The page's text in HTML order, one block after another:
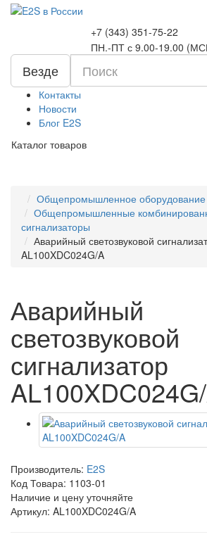
+7 (343) 351-75-22
ПН.-ПТ с 9.00-19.00
Везде
Контакты
Новости
Блог E2S
Каталог товаров
Общепромышленное оборудование
Общепромышленные
сигнализаторы
Аварийный светозвуковой
AL100XDC024G/A
Аварийный
светозвуковой
сигнализатор
Производитель: E2S
Код Товара: 1103-01
Наличие и цену уточняйте
Артикул: AL100XDC024G/A